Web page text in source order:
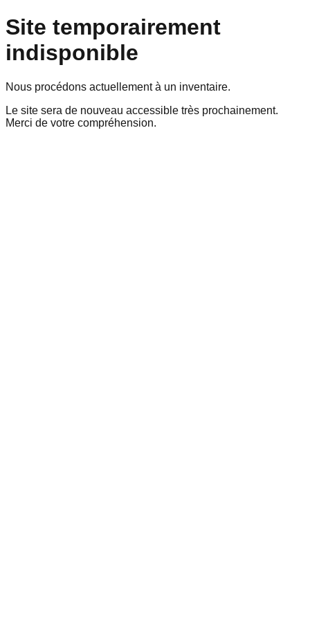
Site temporairement
indisponible
Nous procédons actuellement à un inventaire.
Le site sera de nouveau accessible très prochainement.
Merci de votre compréhension.